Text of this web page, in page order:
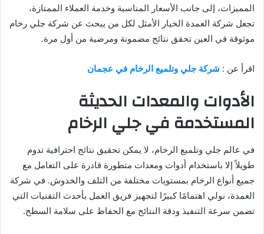
المميزات، إلى جانب الأسعار المناسبة وخدمة العملاء الممتازة،
تجعل شركة العمدة الخيار الأمثل لكل من يبحث عن شركة جلي رخام
موثوقة في العين تحقق نتائج مضمونة ومرضية من أول مرة.
اقرأ عن : شركة جلي وتلميع الرخام في عجمان
الأدوات والمعدات الحديثة
المستخدمة في جلي الرخام
في عالم جلي وتلميع الرخام، لا يمكن تحقيق نتائج احترافية تدوم
طويلاً إلا باستخدام أدوات ومعدات متطورة قادرة على التعامل مع
جميع أنواع الرخام بمستويات مختلفة من التلف والخدوش. في شركة
العمدة، نولي اهتمامًا كبيرًا لتجهيز فريق العمل بأحدث التقنيات التي
تضمن سرعة التنفيذ ودقة النتائج مع الحفاظ على سلامة السطح.